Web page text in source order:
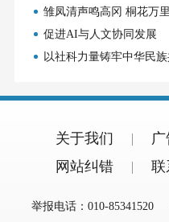
雏凤清声鸣高冈 桐花万
促进AI与人文协同发展
以社科力量铸牢中华民
关于我们
网站纠错
联
举报电话：010-85341520